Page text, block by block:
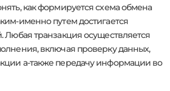
как формируется схема обмена
именно путем достигается
Любая транзакция осуществляется
включая проверку данных,
а-также передачу информации во